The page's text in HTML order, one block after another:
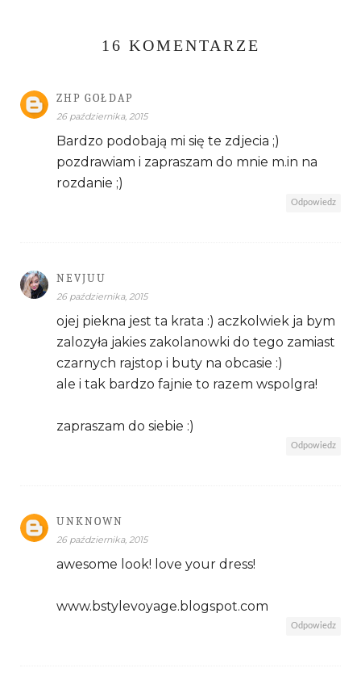
16 KOMENTARZE
ZHP GOŁDAP
26 października, 2015
Bardzo podobają mi się te zdjecia ;)
pozdrawiam i zapraszam do mnie m.in na
rozdanie ;)
Odpowiedz
NEVJUU
26 października, 2015
ojej piekna jest ta krata :) aczkolwiek ja bym
zalozyła jakies zakolanowki do tego zamiast
czarnych rajstop i buty na obcasie :)
ale i tak bardzo fajnie to razem wspolgra!
zapraszam do siebie :)
Odpowiedz
UNKNOWN
26 października, 2015
awesome look! love your dress!
www.bstylevoyage.blogspot.com
Odpowiedz